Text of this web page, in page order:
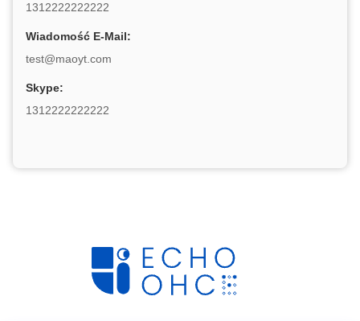
1312222222222
Wiadomość E-Mail:
test@maoyt.com
Skype:
1312222222222